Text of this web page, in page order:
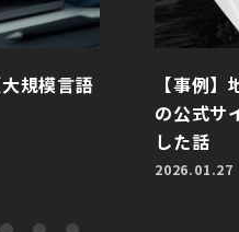
規模言語
【事例
の公式サ
した話
2026.01.27